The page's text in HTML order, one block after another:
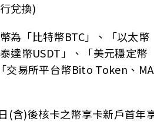
兌換)
為「比特幣BTC」、「以太幣
達幣USDT」、「美元穩定幣
交易所平台幣Bito Token、
(含)後核卡之幣享卡新戶首年